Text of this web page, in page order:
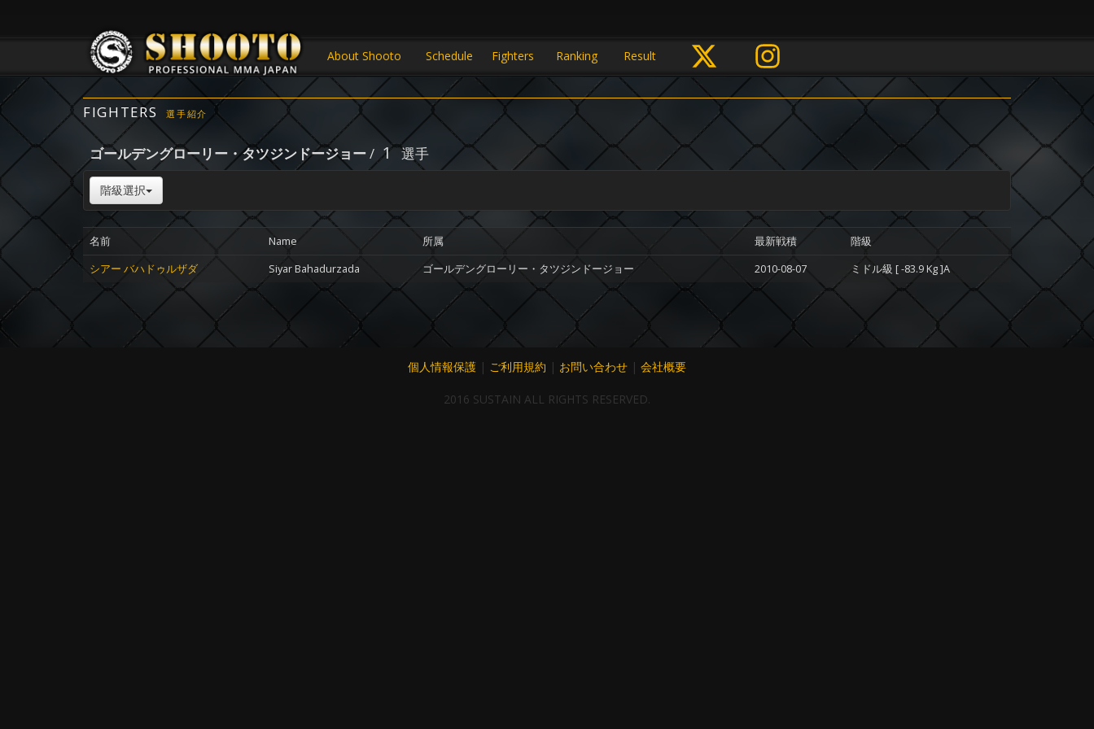
About Shooto Schedule Fighters Ranking Result
FIGHTERS 選手紹介
ゴールデングローリー・タツジンドージョー/ 1 選手
階級選択
名前 Name 所属 最新戦積
階級
シアー バハドゥルザダ
Siyar Bahadurzada ゴールデングローリー・タツジンドージョー 2010-08-07 ミドル級 [ -83.9 Kg ]A
個人情報保護 | ご利用規約 | お問い合わせ | 会社概要
2016 SUSTAIN ALL RIGHTS RESERVED.